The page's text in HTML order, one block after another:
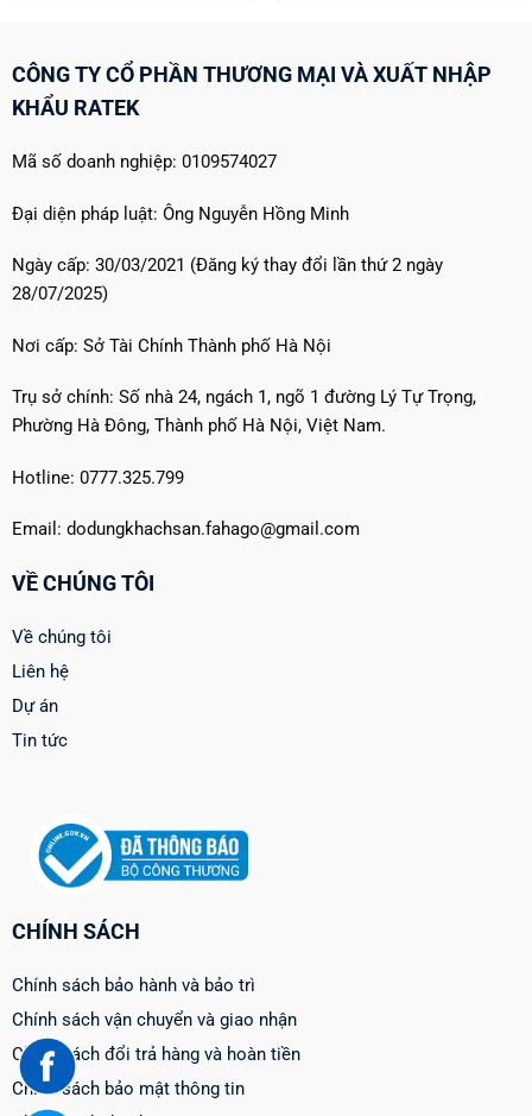
CÔNG TY CỔ PHẦN THƯƠNG MẠI VÀ XUẤT NHẬP
KHẨU RATEK
Mã số doanh nghiệp: 0109574027
Đại diện pháp luật: Ông Nguyễn Hồng Minh
Ngày cấp: 30/03/2021 (Đăng ký thay đổi lần thứ 2 ngày
28/07/2025)
Nơi cấp: Sở Tài Chính Thành phố Hà Nội
Trụ sở chính: Số nhà 24, ngách 1, ngõ 1 đường Lý Tự Trọng,
Phường Hà Đông, Thành phố Hà Nội, Việt Nam.
Hotline: 0777.325.799
Email: dodungkhachsan.fahago@gmail.com
VỀ CHÚNG TÔI
Về chúng tôi
Liên hệ
Dự án
Tin tức
CHÍNH SÁCH
Chính sách bảo hành và bảo trì
Chính sách vận chuyển và giao nhận
Chính sách đổi trả hàng và hoàn tiền
Chính sách bảo mật thông tin